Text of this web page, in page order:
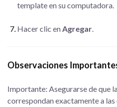
template en su computadora.
Hacer clic enAgregar.
Observaciones
Importante: Asegurarse de que
correspondan exactamente a